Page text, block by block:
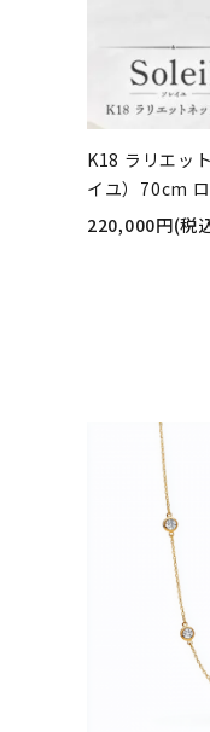
K18 ラリエッ
イユ）70cm
220,000円(税